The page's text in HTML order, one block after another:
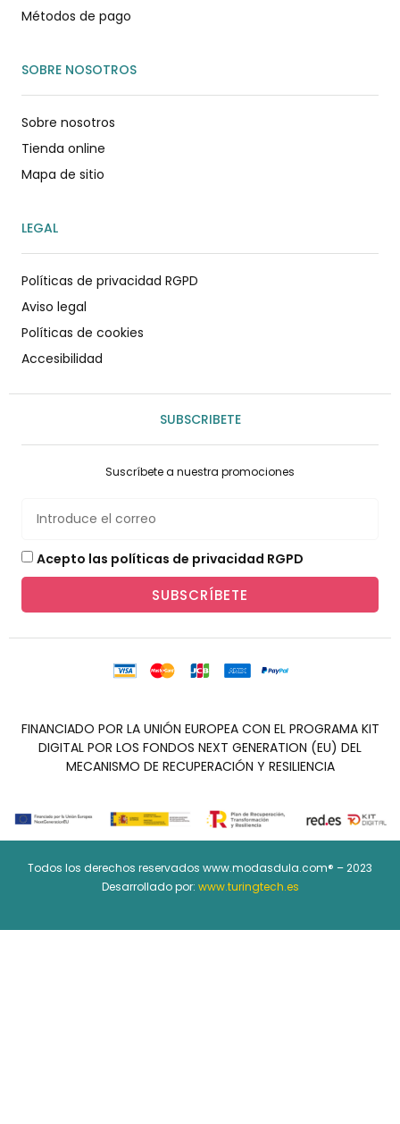
Métodos de pago
SOBRE NOSOTROS
Sobre nosotros
Tienda online
Mapa de sitio
LEGAL
Políticas de privacidad RGPD
Aviso legal
Políticas de cookies
Accesibilidad
SUBSCRIBETE
Suscríbete a nuestra promociones
Acepto las políticas de privacidad RGPD
SUBSCRÍBETE
FINANCIADO POR LA UNIÓN EUROPEA CON EL PROGRAMA KIT
DIGITAL POR LOS FONDOS NEXT GENERATION (EU) DEL
MECANISMO DE RECUPERACIÓN Y RESILIENCIA
Todos los derechos reservados www.modasdula.com® – 2023
Desarrollado por: www.turingtech.es